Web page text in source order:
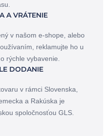
A VRÁTENIE
v našom e-shope, alebo
reklamujte ho u
rýchle vybavenie.
DODANIE
v rámci Slovenska,
a Rakúska je
spoločnosťou GLS.